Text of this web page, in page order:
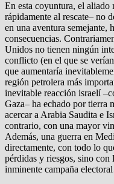
En esta coyuntura, el aliado
rápidamente al rescate– no
en una aventura semejante,
consecuencias.
Unidos no tienen ningún
conflicto (en el que se
que aumentaría
región petrolera más
inevitable reacción israelí
Gaza– ha echado por tierra
acercar a Arabia Saudita e
contrario, con una mayor
Además, una guerra en
directamente, con todo lo
pérdidas y riesgos, sino con
inminente campaña